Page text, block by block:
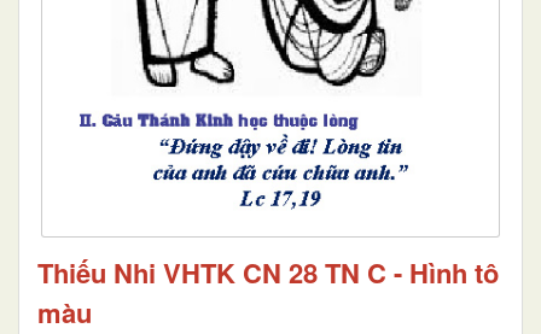
Thiếu Nhi VHTK CN 28 TN C - Hình tô
màu